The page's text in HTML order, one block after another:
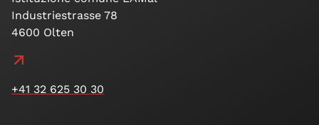
Industriestrasse 78
4600 Olten
+41 32 625 30 30